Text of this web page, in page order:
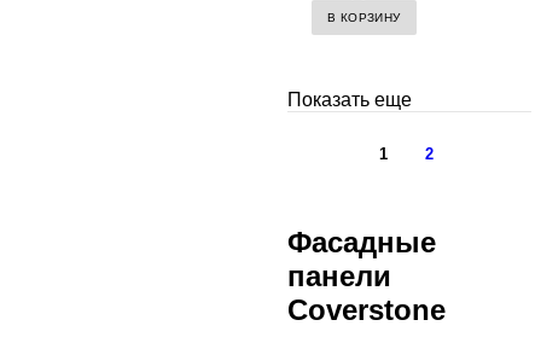
В КОРЗИНУ
Показать еще
1 2
Фасадные
панели
Coverstone